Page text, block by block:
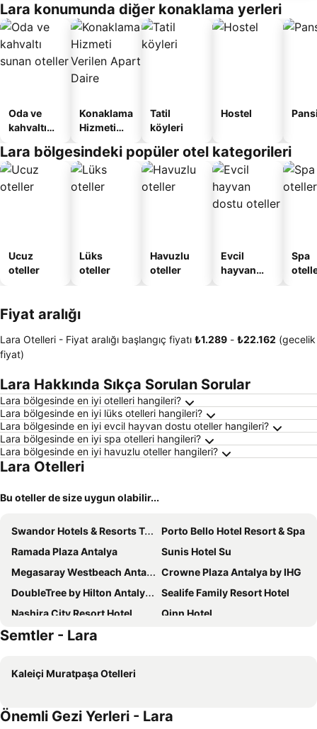
Lara konumunda diğer konaklama yerleri
Oda ve
kahvaltı
oteller
Konaklama
Hizmeti
Apart
Daire
Tatil
köyleri
Hostel
Lara bölgesindeki popüler otel kategorileri
Ucuz
oteller
Lüks
oteller
Havuzlu
oteller
Evcil
hayvan
Spa
Fiyat aralığı
Lara Otelleri - Fiyat aralığı başlangıç fiyatı ‎₺1.289 - ‎₺22.162 (gecelik
fiyat)
Lara Hakkında Sıkça Sorulan Sorular
Lara bölgesinde en iyi otelleri hangileri?
Lara bölgesinde en iyi lüks otelleri hangileri?
Lara bölgesinde en iyi evcil hayvan dostu oteller hangileri?
Lara bölgesinde en iyi spa otelleri hangileri?
Lara bölgesinde en iyi havuzlu oteller hangileri?
Lara Otelleri
Bu oteller de size uygun olabilir...
Swandor Hotels & Resorts Topkapi Palace
Porto Bello Hotel Resort & Spa
Ramada Plaza Antalya
Sunis Hotel Su
Megasaray Westbeach Antalya
Crowne Plaza Antalya by IHG
DoubleTree by Hilton Antalya City Centre
Sealife Family Resort Hotel
Nashira City Resort Hotel
Qinn Hotel
Lara Garden Hotel
Akra Antalya
Privado Hotels
Nirvana Cosmopolitan
Semtler - Lara
Kaleiçi Muratpaşa Otelleri
Önemli Gezi Yerleri - Lara